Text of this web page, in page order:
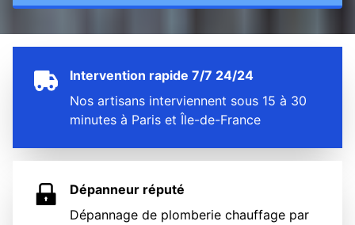
Intervention rapide 7/7 24/24
Nos artisans interviennent sous 15 à 30
minutes à Paris et Île-de-France
Dépanneur réputé
Dépannage de plomberie chauffage par